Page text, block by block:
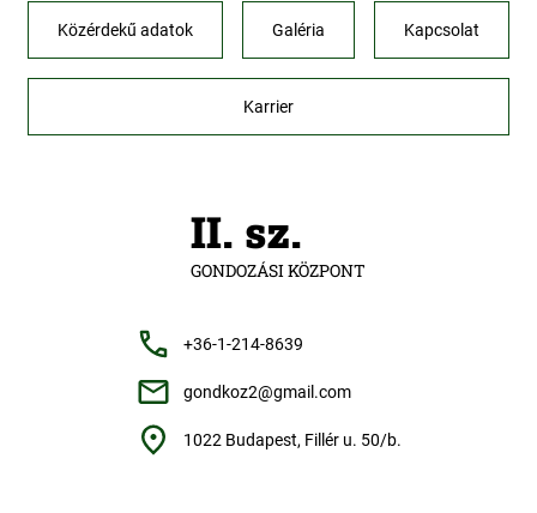
II. sz.
GONDOZÁSI KÖZPONT
+36-1-214-8639
gondkoz2@gmail.com
1022 Budapest, Fillér u. 50/b.
Közérdekű adatok Galéria Kapcsolat
Karrier